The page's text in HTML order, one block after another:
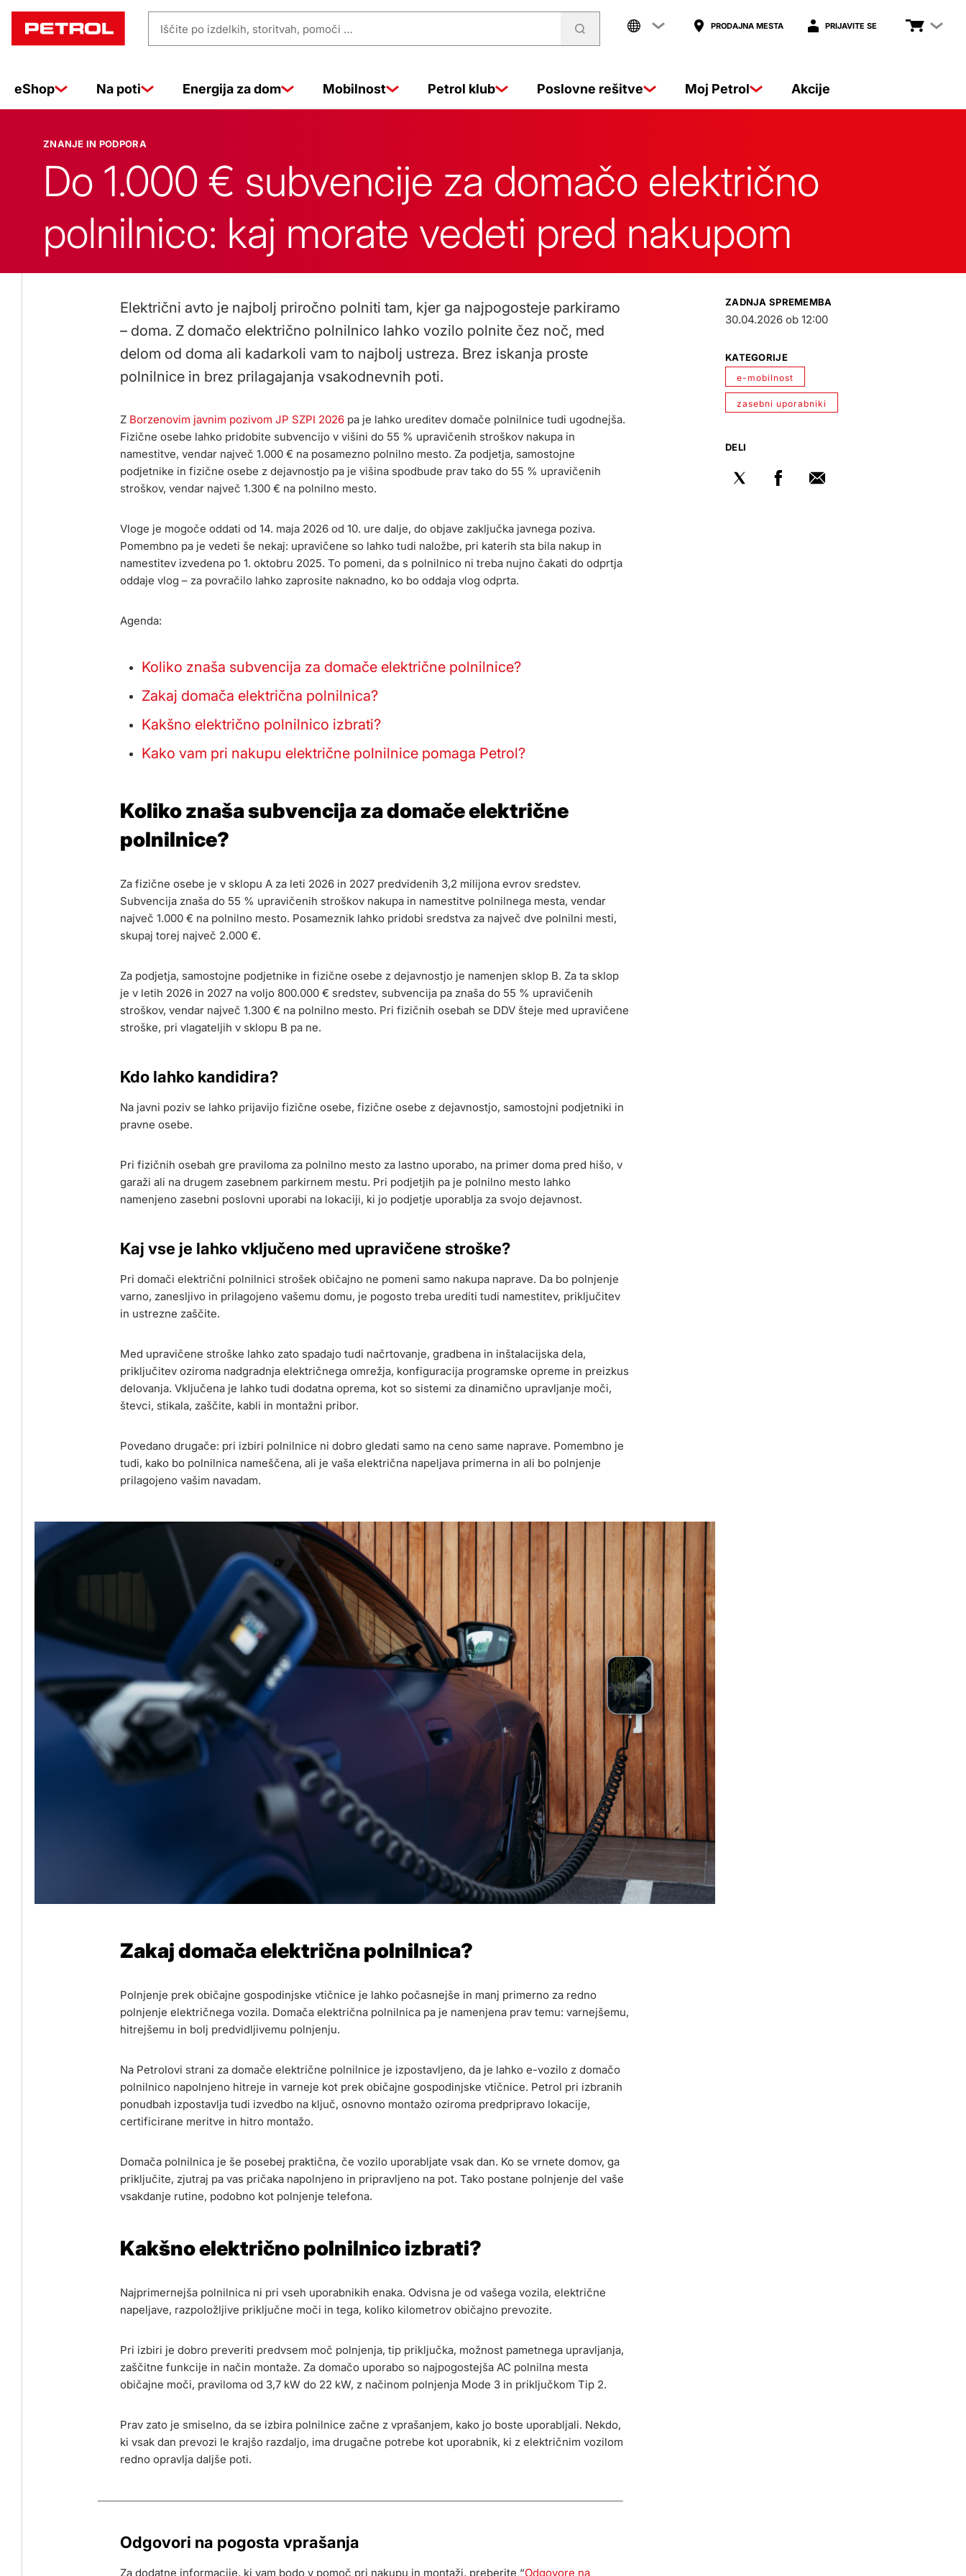
Znanje
in
podpora
Iščite
storitvah,
PRODAJNA MESTA PRIJAVITE SE
eShop Na poti Energija za dom Mobilnost Petrol klub Poslovne rešitve Moj Petrol Akcije
ZNANJE IN PODPORA
Do 1.000 € subvencije za domačo električno
polnilnico: kaj morate vedeti pred nakupom
Električni avto je najbolj priročno polniti tam, kjer ga najpogosteje parkiramo
– doma. Z domačo električno polnilnico lahko vozilo polnite čez noč, med
delom od doma ali kadarkoli vam to najbolj ustreza. Brez iskanja proste
polnilnice in brez prilagajanja vsakodnevnih poti.
Z Borzenovim javnim pozivom JP SZPI 2026pa je lahko ureditev domače polnilnice tudi ugodnejša.
Fizične osebe lahko pridobite subvencijo v višini do 55 % upravičenih stroškov nakupa in
namestitve, vendar največ 1.000 € na posamezno polnilno mesto. Za podjetja, samostojne
podjetnike in fizične osebe z dejavnostjo pa je višina spodbude prav tako do 55 % upravičenih
stroškov, vendar največ 1.300 € na polnilno mesto.
Vloge je mogoče oddati od 14. maja 2026 od 10. ure dalje, do objave zaključka javnega poziva.
Pomembno pa je vedeti še nekaj: upravičene so lahko tudi naložbe, pri katerih sta bila nakup in
namestitev izvedena po 1. oktobru 2025. To pomeni, da s polnilnico ni treba nujno čakati do odprtja
oddaje vlog – za povračilo lahko zaprosite naknadno, ko bo oddaja vlog odprta.
Agenda:
Koliko znaša subvencija za domače električne polnilnice?
Zakaj domača električna polnilnica?
Kakšno električno polnilnico izbrati?
Kako vam pri nakupu električne polnilnice pomaga Petrol?
Koliko znaša subvencija za domače električne
polnilnice?
Za fizične osebe je v sklopu A za leti 2026 in 2027 predvidenih 3,2 milijona evrov sredstev.
Subvencija znaša do 55 % upravičenih stroškov nakupa in namestitve polnilnega mesta, vendar
največ 1.000 € na polnilno mesto. Posameznik lahko pridobi sredstva za največ dve polnilni mesti,
skupaj torej največ 2.000 €.
Za podjetja, samostojne podjetnike in fizične osebe z dejavnostjo je namenjen sklop B. Za ta sklop
je v letih 2026 in 2027 na voljo 800.000 € sredstev, subvencija pa znaša do 55 % upravičenih
stroškov, vendar največ 1.300 € na polnilno mesto. Pri fizičnih osebah se DDV šteje med upravičene
stroške, pri vlagateljih v sklopu B pa ne.
Kdo lahko kandidira?
Na javni poziv se lahko prijavijo fizične osebe, fizične osebe z dejavnostjo, samostojni podjetniki in
pravne osebe.
Pri fizičnih osebah gre praviloma za polnilno mesto za lastno uporabo, na primer doma pred hišo, v
garaži ali na drugem zasebnem parkirnem mestu. Pri podjetjih pa je polnilno mesto lahko
namenjeno zasebni poslovni uporabi na lokaciji, ki jo podjetje uporablja za svojo dejavnost.
Kaj vse je lahko vključeno med upravičene stroške?
Pri domači električni polnilnici strošek običajno ne pomeni samo nakupa naprave. Da bo polnjenje
varno, zanesljivo in prilagojeno vašemu domu, je pogosto treba urediti tudi namestitev, priključitev
in ustrezne zaščite.
Med upravičene stroške lahko zato spadajo tudi načrtovanje, gradbena in inštalacijska dela,
priključitev oziroma nadgradnja električnega omrežja, konfiguracija programske opreme in preizkus
delovanja. Vključena je lahko tudi dodatna oprema, kot so sistemi za dinamično upravljanje moči,
števci, stikala, zaščite, kabli in montažni pribor.
Povedano drugače: pri izbiri polnilnice ni dobro gledati samo na ceno same naprave. Pomembno je
tudi, kako bo polnilnica nameščena, ali je vaša električna napeljava primerna in ali bo polnjenje
prilagojeno vašim navadam.
Zakaj domača električna polnilnica?
Polnjenje prek običajne gospodinjske vtičnice je lahko počasnejše in manj primerno za redno
polnjenje električnega vozila. Domača električna polnilnica pa je namenjena prav temu: varnejšemu,
hitrejšemu in bolj predvidljivemu polnjenju.
Na Petrolovi strani za domače električne polnilnice je izpostavljeno, da je lahko e-vozilo z domačo
polnilnico napolnjeno hitreje in varneje kot prek običajne gospodinjske vtičnice. Petrol pri izbranih
ponudbah izpostavlja tudi izvedbo na ključ, osnovno montažo oziroma predpripravo lokacije,
certificirane meritve in hitro montažo.
Domača polnilnica je še posebej praktična, če vozilo uporabljate vsak dan. Ko se vrnete domov, ga
priključite, zjutraj pa vas pričaka napolnjeno in pripravljeno na pot. Tako postane polnjenje del vaše
vsakdanje rutine, podobno kot polnjenje telefona.
Kakšno električno polnilnico izbrati?
Najprimernejša polnilnica ni pri vseh uporabnikih enaka. Odvisna je od vašega vozila, električne
napeljave, razpoložljive priključne moči in tega, koliko kilometrov običajno prevozite.
Pri izbiri je dobro preveriti predvsem moč polnjenja, tip priključka, možnost pametnega upravljanja,
zaščitne funkcije in način montaže. Za domačo uporabo so najpogostejša AC polnilna mesta
običajne moči, praviloma od 3,7 kW do 22 kW, z načinom polnjenja Mode 3 in priključkom Tip 2.
Prav zato je smiselno, da se izbira polnilnice začne z vprašanjem, kako jo boste uporabljali. Nekdo,
ki vsak dan prevozi le krajšo razdaljo, ima drugačne potrebe kot uporabnik, ki z električnim vozilom
redno opravlja daljše poti.
Odgovori na pogosta vprašanja
Za dodatne informacije, ki vam bodo v pomoč pri nakupu in montaži, preberite “Odgovore na
ZADNJA SPREMEMBA
30.04.2026 ob 12:00
KATEGORIJE
e-mobilnost
zasebni uporabniki
DELI